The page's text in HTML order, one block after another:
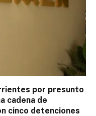
por presunto
cadena de
cinco detenciones